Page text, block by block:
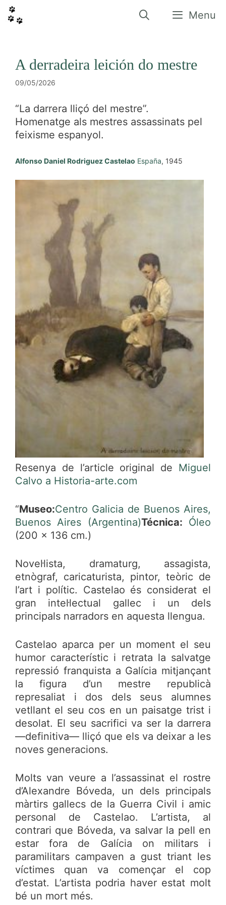
contingut
Menu
A derradeira leición do mestre
09/05/2026
“La darrera lliçó del mestre”.
Homenatge als mestres assassinats pel
feixisme espanyol.
Alfonso Daniel Rodriguez Castelao España, 1945
Resenya de l’article original de Miguel
Calvo a Historia-arte.com
“Museo:Centro Galicia de Buenos Aires,
Buenos Aires (Argentina)Técnica: Óleo
(200 x 136 cm.)
Novel·lista, dramaturg, assagista,
etnògraf, caricaturista, pintor, teòric de
l’art i polític. Castelao és considerat el
gran intel·lectual gallec i un dels
principals narradors en aquesta llengua.
Castelao aparca per un moment el seu
humor característic i retrata la salvatge
repressió franquista a Galícia mitjançant
la figura d’un mestre republicà
represaliat i dos dels seus alumnes
vetllant el seu cos en un paisatge trist i
desolat. El seu sacrifici va ser la darrera
—definitiva— lliçó que els va deixar a les
noves generacions.
Molts van veure a l’assassinat el rostre
d’Alexandre Bóveda, un dels principals
màrtirs gallecs de la Guerra Civil i amic
personal de Castelao. L’artista, al
contrari que Bóveda, va salvar la pell en
estar fora de Galícia on militars i
paramilitars campaven a gust triant les
víctimes quan va començar el cop
d’estat. L’artista podria haver estat molt
bé un mort més.